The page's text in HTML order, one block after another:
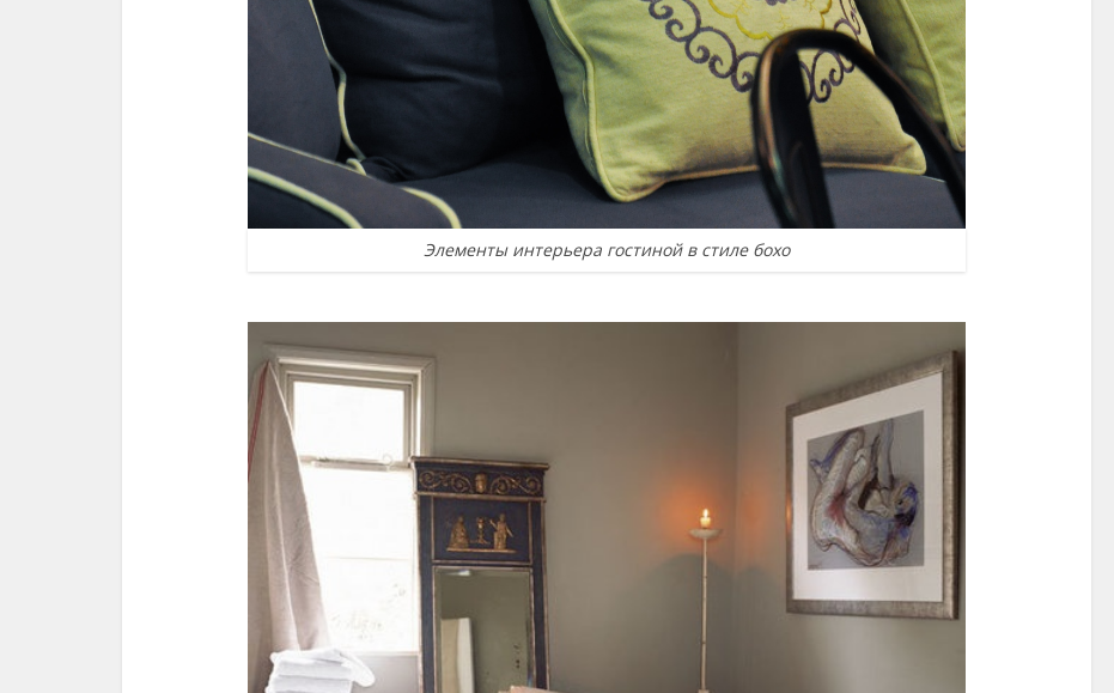
Элементы интерьера гостиной в стиле бохо